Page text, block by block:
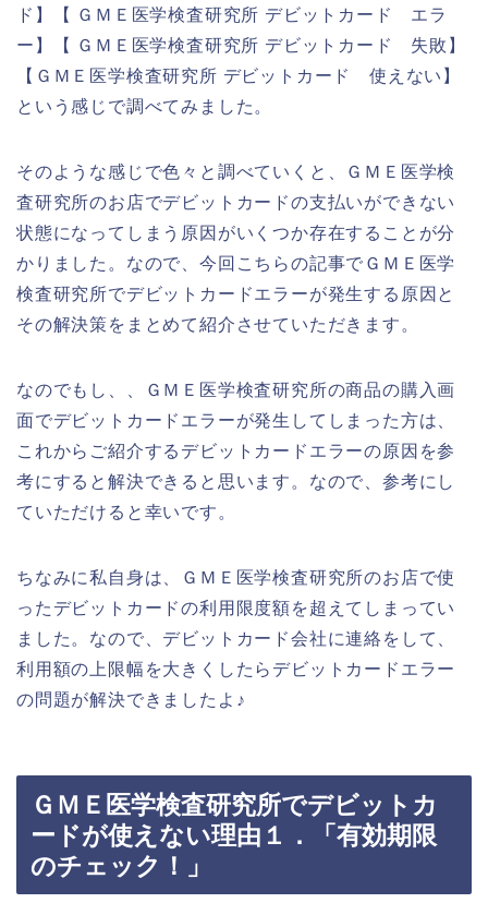
ド】【 ＧＭＥ医学検査研究所 デビットカード エラ
ー】【 ＧＭＥ医学検査研究所 デビットカード 失敗】
【ＧＭＥ医学検査研究所 デビットカード 使えない】
という感じで調べてみました。
そのような感じで色々と調べていくと、ＧＭＥ医学検
査研究所のお店でデビットカードの支払いができない
状態になってしまう原因がいくつか存在することが分
かりました。なので、今回こちらの記事でＧＭＥ医学
検査研究所でデビットカードエラーが発生する原因と
その解決策をまとめて紹介させていただきます。
なのでもし、、ＧＭＥ医学検査研究所の商品の購入画
面でデビットカードエラーが発生してしまった方は、
これからご紹介するデビットカードエラーの原因を参
考にすると解決できると思います。なので、参考にし
ていただけると幸いです。
ちなみに私自身は、ＧＭＥ医学検査研究所のお店で使
ったデビットカードの利用限度額を超えてしまってい
ました。なので、デビットカード会社に連絡をして、
利用額の上限幅を大きくしたらデビットカードエラー
の問題が解決できましたよ♪
ＧＭＥ医学検査研究所でデビットカ
ードが使えない理由１．「有効期限
のチェック！」